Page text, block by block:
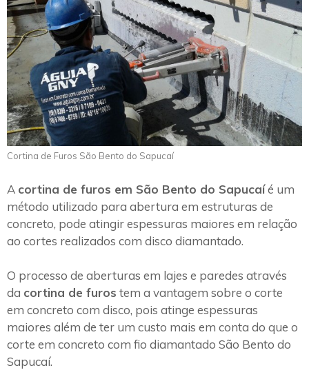
Cortina de Furos São Bento do Sapucaí
A cortina de furos em São Bento do Sapucaíé um
método utilizado para abertura em estruturas de
concreto, pode atingir espessuras maiores em relação
ao cortes realizados com disco diamantado.
O processo de aberturas em lajes e paredes através
da cortina de furos tem a vantagem sobre o corte
em concreto com disco, pois atinge espessuras
maiores além de ter um custo mais em conta do que o
corte em concreto com fio diamantado São Bento do
Sapucaí.